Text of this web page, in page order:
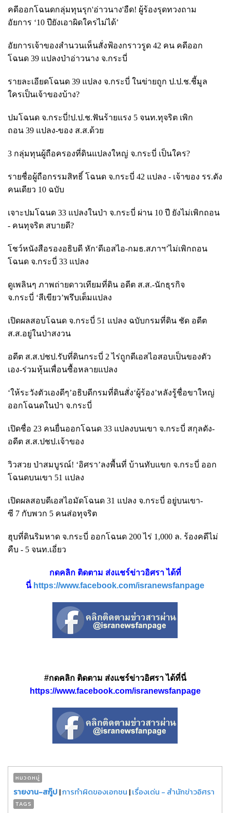
คดีออกโฉนดกลุ่มทุนรุก'อ่าวนาง'อืด! ผู้ร้องรุดทวงถาม
อัยการ ‘10 ปียังเอาผิดใครไม่ได้’
อัยการเจ้าของสำนวนเห็นสั่งฟ้องกราวรูด 42 คน คดีออก
โฉนด 39 แปลงป่าอ่าวนาง จ.กระบี่
รายละเอียดโฉนด 39 แปลง จ.กระบี่ ในข่ายถูก ป.ป.ช.ชี้มูล
ใครเป็นเจ้าของบ้าง?
ปมโฉนด จ.กระบี่!ป.ป.ช.ฟันร้ายแรง 5 จนท.ทุจริต เพิก
ถอน 39 แปลง-ของ ส.ส.ด้วย
3 กลุ่มทุนผู้ถือครองที่ดินแปลงใหญ่ จ.กระบี่ เป็นใคร?
รายชื่อผู้ถือกรรมสิทธิ์ โฉนด จ.กระบี่ 42 แปลง - เจ้าของ รร.ดัง
คนเดียว 10 ฉบับ
เจาะปมโฉนด 33 แปลงในป่า จ.กระบี่ ผ่าน 10 ปี ยังไม่เพิกถอน
- คนทุจริต สบายดี?
โชว์หนังสือรองอธิบดี หัก‘ดีเอสไอ-กมธ.สภาฯ’ไม่เพิกถอน
โฉนด จ.กระบี่ 33 แปลง
ดูเพลินๆ ภาพถ่ายดาวเทียมที่ดิน อดีต ส.ส.-นักธุรกิจ
จ.กระบี่ ‘สีเขียว’พรึบเต็มแปลง
เปิดผลสอบโฉนด จ.กระบี่ 51 แปลง ฉบับกรมที่ดิน ชัด อดีต
ส.ส.อยู่ในป่าสงวน
อดีต ส.ส.ปชป.รับที่ดินกระบี่ 2 ไร่ถูกดีเอสไอสอบเป็นของตัว
เอง-ร่วมหุ้นเพื่อนซื้อหลายแปลง
‘ให้ระวังตัวเองดีๆ’อธิบดีกรมที่ดินสั่ง‘ผู้ร้อง’หลังรู้ชื่อขาใหญ่
ออกโฉนดในป่า จ.กระบี่
เปิดชื่อ 23 คนยื่นออกโฉนด 33 แปลงบนเขา จ.กระบี่ สกุลดัง-
อดีต ส.ส.ปชป.เจ้าของ
วิวสวย ป่าสมบูรณ์! ‘อิศรา’ลงพื้นที่ บ้านทับแขก จ.กระบี่ ออก
โฉนดบนเขา 51 แปลง
เปิดผลสอบดีเอสไอมัดโฉนด 31 แปลง จ.กระบี่ อยู่บนเขา-
ซี 7 กับพวก 5 คนส่อทุจริต
ฮุบที่ดินริมหาด จ.กระบี่ ออกโฉนด 200 ไร่ 1,000 ล. ร้องคดีไม่
คืบ - 5 จนท.เอี่ยว
กดคลิก ติดตาม ส่งแชร์ข่าวอิศรา ได้ที่
นี่ https://www.facebook.com/isranewsfanpage
#กดคลิก ติดตาม ส่งแชร์ข่าวอิศรา ได้ที่นี่
https://www.facebook.com/isranewsfanpage
หมวดหมู่
รายงาน-สกู๊ป|การทำผิดของเอกชน |เรื่องเด่น - สำนักข่าวอิศรา
TAGS